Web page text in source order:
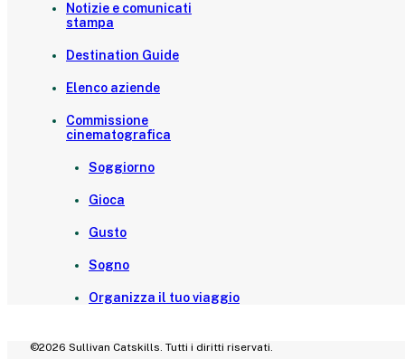
Notizie e comunicati
stampa
Destination Guide
Elenco aziende
Commissione
cinematografica
Soggiorno
Gioca
Gusto
Sogno
Organizza il tuo viaggio
©2026 Sullivan Catskills. Tutti i diritti riservati.